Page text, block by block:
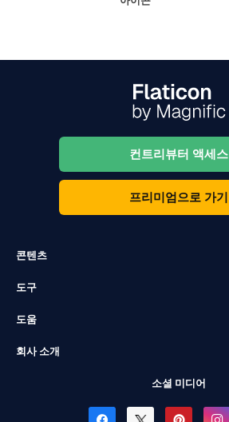
컨트리뷰터 액세스
프리미엄으로 가기
콘텐츠
도구
도움
회사 소개
소셜 미디어